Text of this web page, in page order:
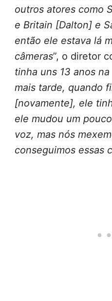
outros atores como
e Britain [Dalton] e
então ele estava lá
câmeras”, o diretor
tinha uns 13 anos
mais tarde, quando
[novamente], ele
ele mudou um
voz, mas nós
conseguimos essas